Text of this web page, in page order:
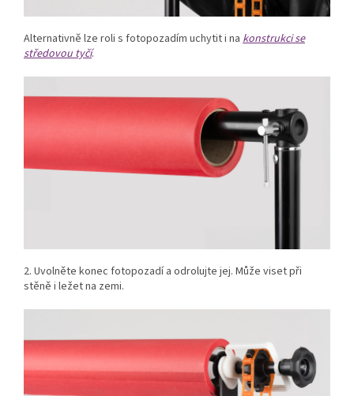
Alternativně lze roli s fotopozadím uchytit i na konstrukci se
středovou tyčí.
2. Uvolněte konec fotopozadí a odrolujte jej. Může viset při
stěně i ležet na zemi.